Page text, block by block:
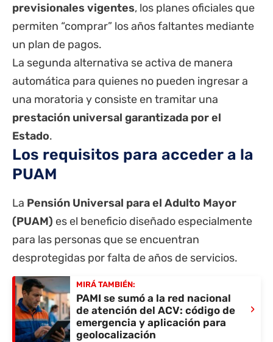
previsionales vigentes, los planes oficiales que
permiten “comprar” los años faltantes mediante
un plan de pagos.
La segunda alternativa se activa de manera
automática para quienes no pueden ingresar a
una moratoria y consiste en tramitar una
prestación universal garantizada por el
Estado.
Los requisitos para acceder a la
PUAM
La Pensión Universal para el Adulto Mayor
(PUAM) es el beneficio diseñado especialmente
para las personas que se encuentran
desprotegidas por falta de años de servicios.
MIRÁ TAMBIÉN:
PAMI se sumó a la red nacional
de atención del ACV: código de
emergencia y aplicación para
geolocalización
›